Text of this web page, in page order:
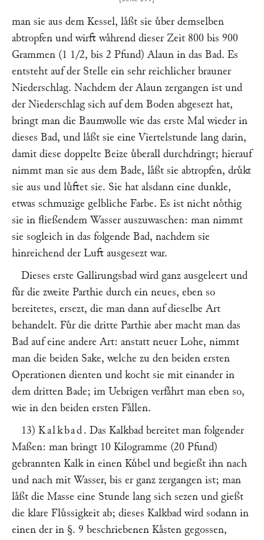
man sie aus dem Kessel, laͤßt sie uͤber demselben
abtropfen und wirft waͤhrend dieser Zeit 800 bis 900
Grammen (1 1/2, bis 2 Pfund) Alaun in das Bad. Es
entsteht auf der Stelle ein sehr reichlicher brauner
Niederschlag. Nachdem der Alaun zergangen ist und
der Niederschlag sich auf dem Boden abgesezt hat,
bringt man die Baumwolle wie das erste Mal wieder in
dieses Bad, und laͤßt sie eine Viertelstunde lang darin,
damit diese doppelte Beize uͤberall durchdringt; hierauf
nimmt man sie aus dem Bade, laͤßt sie abtropfen, druͤkt
sie aus und luͤftet sie. Sie hat alsdann eine dunkle,
etwas schmuzige gelbliche Farbe. Es ist nicht noͤthig
sie in fließendem Wasser auszuwaschen: man nimmt
sie sogleich in das folgende Bad, nachdem sie
hinreichend der Luft ausgesezt war.
Dieses erste Gallirungsbad wird ganz ausgeleert und
fuͤr die zweite Parthie durch ein neues, eben so
bereitetes, ersezt, die man dann auf dieselbe Art
behandelt. Fuͤr die dritte Parthie aber macht man das
Bad auf eine andere Art: anstatt neuer Lohe, nimmt
man die beiden Sake, welche zu den beiden ersten
Operationen dienten und kocht sie mit einander in
dem dritten Bade; im Uebrigen verfaͤhrt man eben so,
wie in den beiden ersten Faͤllen.
13) Kalkbad . Das Kalkbad bereitet man folgender
Maßen: man bringt 10 Kilogramme (20 Pfund)
gebrannten Kalk in einen Kuͤbel und begießt ihn nach
und nach mit Wasser, bis er ganz zergangen ist; man
laͤßt die Masse eine Stunde lang sich sezen und gießt
die klare Fluͤssigkeit ab; dieses Kalkbad wird sodann in
einen der in §. 9 beschriebenen Kaͤsten gegossen,